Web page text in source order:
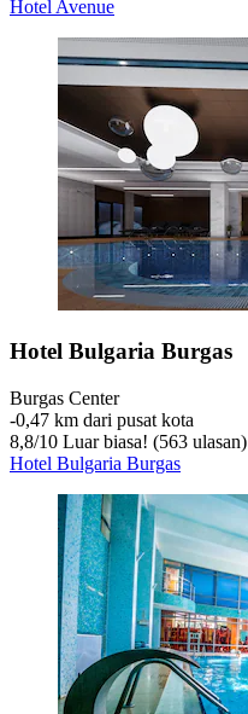
Hotel Avenue
Hotel Bulgaria Burgas
Burgas Center
‐0,47 km dari pusat kota
8,8/10 Luar biasa! (563 ulasan)
Hotel Bulgaria Burgas